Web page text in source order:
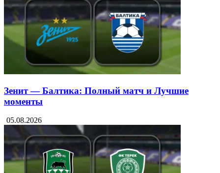
Зенит — Балтика: Полный матч и Лучшие
моменты
05.08.2026